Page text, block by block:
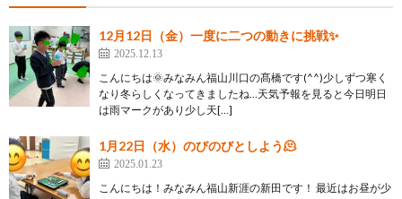
12月12日（金）一度に二つの動きに挑戦✨
2025.12.13
こんにちは🌞みなみん福山川口の髙橋です(^^)少しずつ寒く
なり冬らしくなってきましたね…天気予報を見ると今日明日
は雨マークがあり少し天[…]
1月22日（水）のびのびとしよう🫠
2025.01.23
こんにちは！みなみん福山新涯の新田です！ 最近はお昼が少